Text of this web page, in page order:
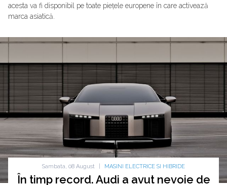
acesta va fi disponibil pe toate piețele europene în care activează
marca asiatică.
Sambata, 08 August MASINI ELECTRICE SI HIBRIDE
În timp record. Audi a avut nevoie de